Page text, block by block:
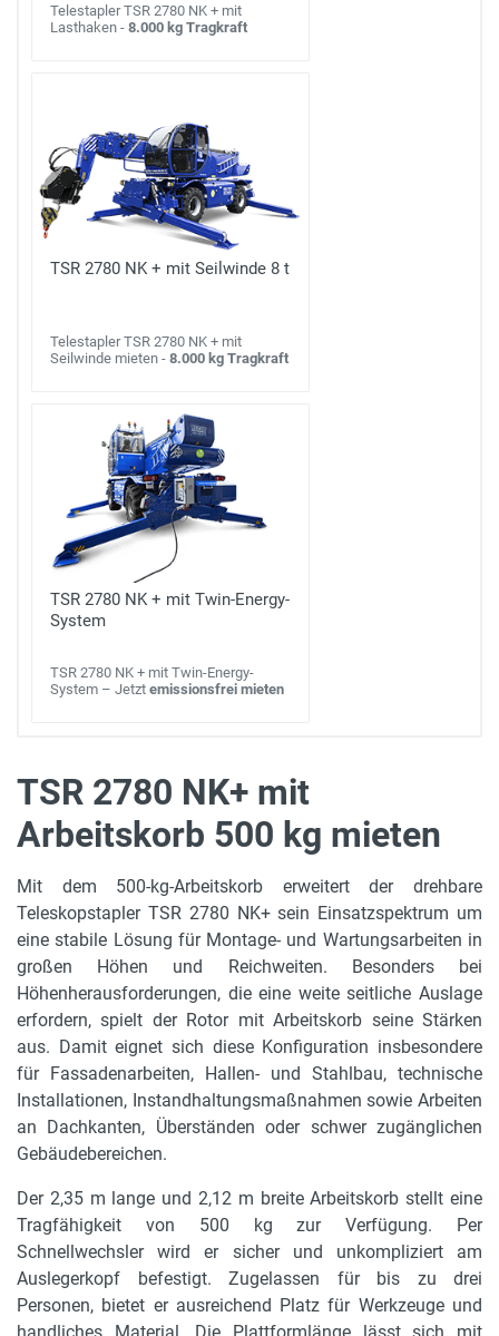
Telestapler TSR 2780 NK + mit
Lasthaken - 8.000 kg Tragkraft
TSR 2780 NK + mit Seilwinde 8 t
Telestapler TSR 2780 NK + mit
Seilwinde mieten - 8.000 kg Tragkraft
TSR 2780 NK + mit Twin-Energy-
System
TSR 2780 NK + mit Twin-Energy-
System – Jetzt emissionsfrei mieten
max. Tragkraft (Plattform eingefahren)
max. Arbeitshöhe
28,50 m
max. zul. Personenanzahl
mit Zusatzgewicht
260 kg
max. Plattformhöhe
26,50 m
max. seitl. Reichweite
22,10 m
Rotation
+/-90°
TSR 2780 NK+ mit
Arbeitskorb 500 kg mieten
Mit dem 500-kg-Arbeitskorb erweitert der drehbare
Teleskopstapler TSR 2780 NK+ sein Einsatzspektrum um
eine stabile Lösung für Montage- und Wartungsarbeiten in
großen Höhen und Reichweiten. Besonders bei
Höhenherausforderungen, die eine weite seitliche Auslage
erfordern, spielt der Rotor mit Arbeitskorb seine Stärken
aus. Damit eignet sich diese Konfiguration insbesondere
für Fassadenarbeiten, Hallen- und Stahlbau, technische
Installationen, Instandhaltungsmaßnahmen sowie Arbeiten
an Dachkanten, Überständen oder schwer zugänglichen
Gebäudebereichen.
Der 2,35 m lange und 2,12 m breite Arbeitskorb stellt eine
Tragfähigkeit von 500 kg zur Verfügung. Per
Schnellwechsler wird er sicher und unkompliziert am
Auslegerkopf befestigt. Zugelassen für bis zu drei
Personen, bietet er ausreichend Platz für Werkzeuge und